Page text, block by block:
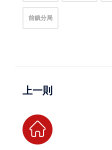
前鎮分局
上一則